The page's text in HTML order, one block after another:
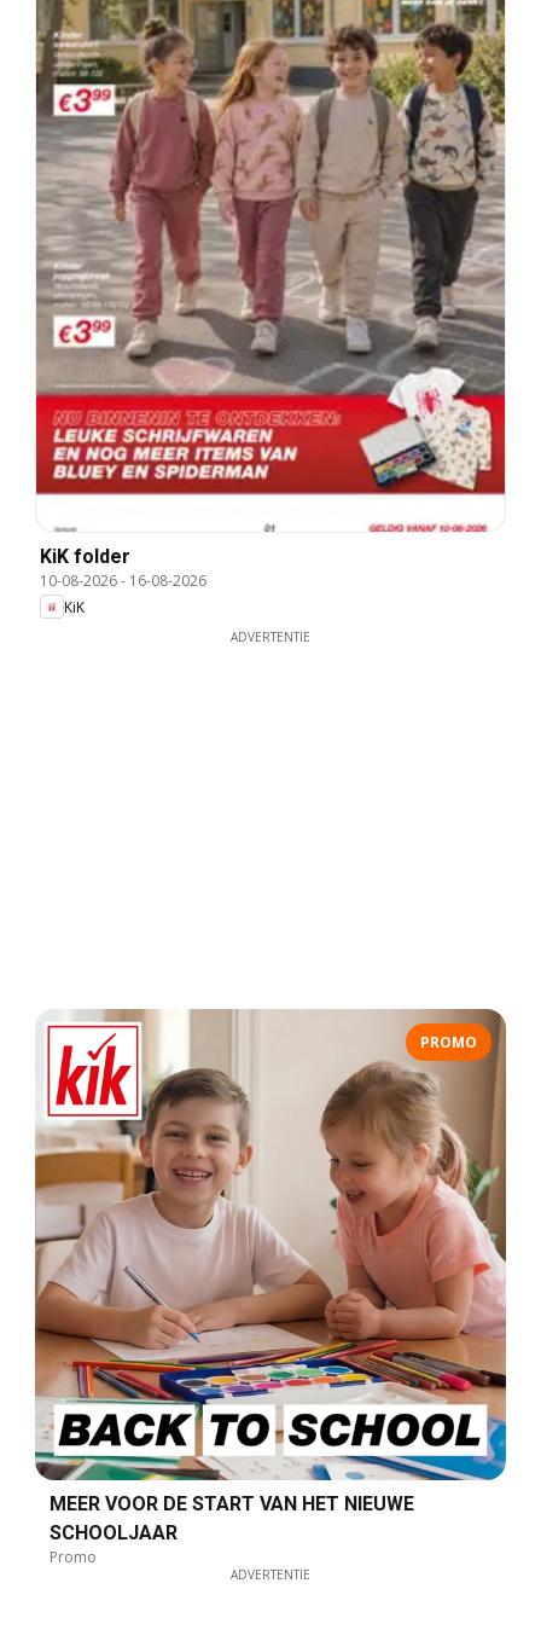
KiK folder
10-08-2026- 16-08-2026
KiK
ADVERTENTIE
PROMO
MEER VOOR DE START VAN HET NIEUWE
SCHOOLJAAR
Promo
ADVERTENTIE